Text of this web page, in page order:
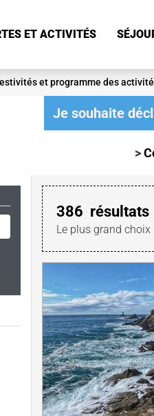
ET ACTIVITÉS
et programme des
Je souhaite
>
386 résultats
Le plus grand